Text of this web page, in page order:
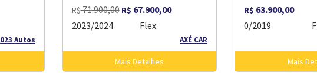
023 Autos
R$71.900,00 R$ 67.900,00
2023/2024
Flex
AXÉ CAR
Mais Detalhes
R$ 63.900,00
0/2019
Mais